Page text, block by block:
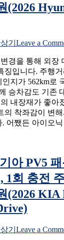
(2026
기 Leave a
경을 통해 외장
징입니다. 주행
지가 562km로
승차감도 기존
내장재가 좋아
의 착좌감이 변
. 어쨌든 아이오
아 PV5
1회 충전
(2026 KIA
기 Leave a